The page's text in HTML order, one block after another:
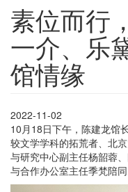
素位而行
一介、乐
馆情缘
2022-11-02
10月18日下午，陈建龙馆
较文学学科的拓荒者、北
与研究中心副主任杨韶蓉
与合作办公室主任季梵陪同